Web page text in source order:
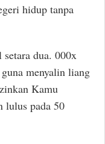
hidup tanpa
dua. 000x
menyalin liang
Kamu
lulus pada 50